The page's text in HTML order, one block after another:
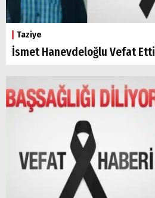
Taziye
İsmet Hanevdeloğlu Vefat Etti